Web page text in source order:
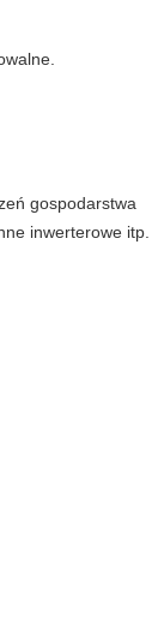
gospodarstwa
inwerterowe itp.